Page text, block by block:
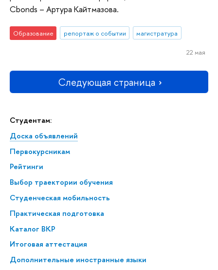
Студентам:
Доска объявлений
Первокурсникам
Рейтинги
Выбор траектории обучения
Студенческая мобильность
Практическая подготовка
Каталог ВКР
Итоговая аттестация
Дополнительные иностранные языки
Cbonds – Артура Кайтмазова.
Образование репортаж о событии магистратура
22 мая
Следующая страница